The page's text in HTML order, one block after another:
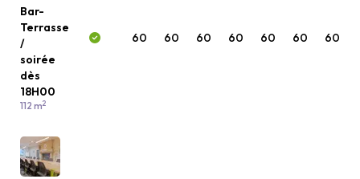
Bar-
Terrasse
/
soirée
dès
18H00
112 m2
60 60 60 60 60 60 60